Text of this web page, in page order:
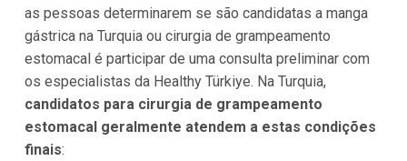
as pessoas determinarem se são candidatas a manga
gástrica na Turquia ou cirurgia de grampeamento
estomacal é participar de uma consulta preliminar com
os especialistas da Healthy Türkiye. Na Turquia,
candidatos para cirurgia de grampeamento
estomacal geralmente atendem a estas condições
finais: